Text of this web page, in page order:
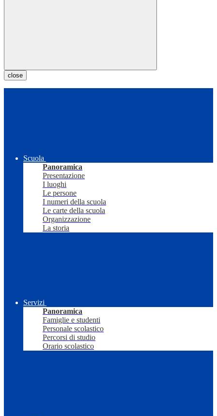
close
Scuola
Panoramica
Presentazione
I luoghi
Le persone
I numeri della scuola
Le carte della scuola
Organizzazione
La storia
Servizi
Panoramica
Famiglie e studenti
Personale scolastico
Percorsi di studio
Orario scolastico